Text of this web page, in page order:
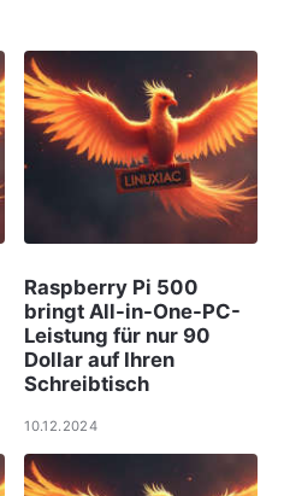
Raspberry Pi 500
bringt All-in-One-PC-
Leistung für nur 90
Dollar auf Ihren
Schreibtisch
10.12.2024